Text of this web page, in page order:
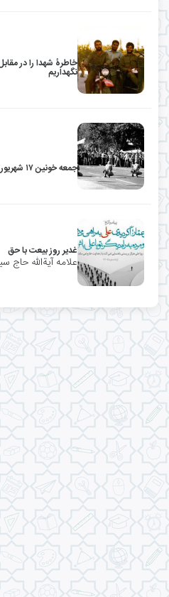
خاطرۀ شهدا را در
نگهداریم
جمعه خونین ۱۷ شهریور
غدیر روز بیعت با حق
علامه آیةالله